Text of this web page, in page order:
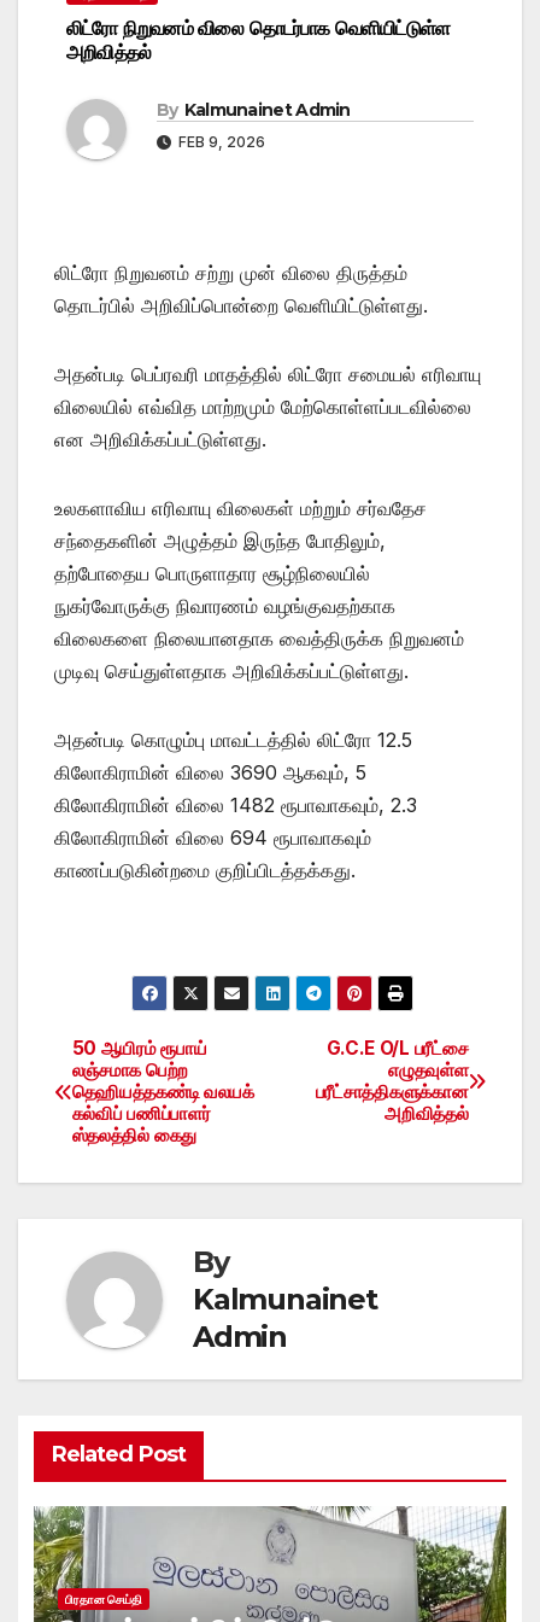
லிட்ரோ நிறுவனம் விலை தொடர்பாக வெளியிட்டுள்ள
அறிவித்தல்
By Kalmunainet Admin
FEB 9, 2026
லிட்ரோ நிறுவனம் சற்று முன் விலை திருத்தம்
தொடர்பில் அறிவிப்பொன்றை வெளியிட்டுள்ளது.
அதன்படி பெப்ரவரி மாதத்தில் லிட்ரோ சமையல் எரிவாயு
விலையில் எவ்வித மாற்றமும் மேற்கொள்ளப்படவில்லை
என அறிவிக்கப்பட்டுள்ளது.
உலகளாவிய எரிவாயு விலைகள் மற்றும் சர்வதேச
சந்தைகளின் அழுத்தம் இருந்த போதிலும்,
தற்போதைய பொருளாதார சூழ்நிலையில்
நுகர்வோருக்கு நிவாரணம் வழங்குவதற்காக
விலைகளை நிலையானதாக வைத்திருக்க நிறுவனம்
முடிவு செய்துள்ளதாக அறிவிக்கப்பட்டுள்ளது.
அதன்படி கொழும்பு மாவட்டத்தில் லிட்ரோ 12.5
கிலோகிராமின் விலை 3690 ஆகவும், 5
கிலோகிராமின் விலை 1482 ரூபாவாகவும், 2.3
கிலோகிராமின் விலை 694 ரூபாவாகவும்
காணப்படுகின்றமை குறிப்பிடத்தக்கது.
Post
navigation
G.C.E O/L பரீட்சை
எழுதவுள்ள
பரீட்சாத்திகளுக்கான
அறிவித்தல்
50 ஆயிரம் ரூபாய்
லஞ்சமாக பெற்ற
தெஹியத்தகண்டி வலயக்
கல்விப் பணிப்பாளர்
ஸ்தலத்தில் கைது
By
Kalmunainet
Admin
Related Post
பிரதான செய்தி